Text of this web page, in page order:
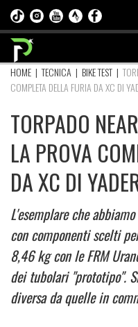
HOME |TECNICA | BIKE TEST |
COMPLETA DELLA FURIA DA XC DI
TORPADO
LA PROVA
DA XC DI
L'esemplare che
con componenti scelti
8,46 kg con le FRM
dei tubolari "prototipo".
diversa da quelle in